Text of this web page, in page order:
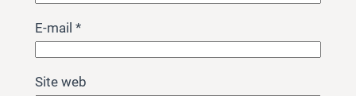
E-mail *
Site web